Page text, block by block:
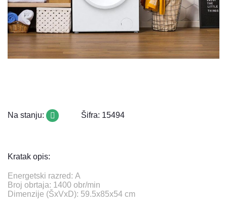
Na stanju: Šifra: 15494
Kratak opis:
Energetski razred: A
Broj obrtaja: 1400 obr/min
Dimenzije (ŠxVxD): 59.5x85x54 cm